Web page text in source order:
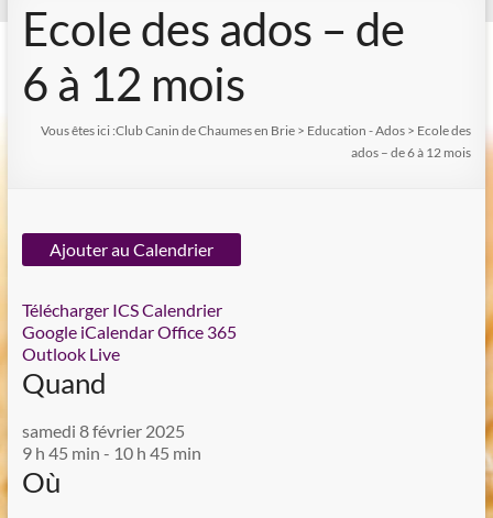
Ecole des ados – de
6 à 12 mois
Vous êtes ici :Club Canin de Chaumes en Brie > Education - Ados > Ecole des
ados – de 6 à 12 mois
Ajouter au Calendrier
Télécharger ICSCalendrier
Google iCalendarOffice 365
Outlook Live
Quand
samedi 8 février 2025
9 h 45 min - 10 h 45 min
Où